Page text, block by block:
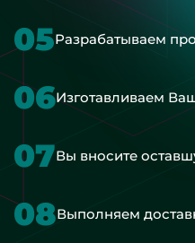
05Разрабатываем
06Изготавливаем
07Вы вносите
08Выполняем